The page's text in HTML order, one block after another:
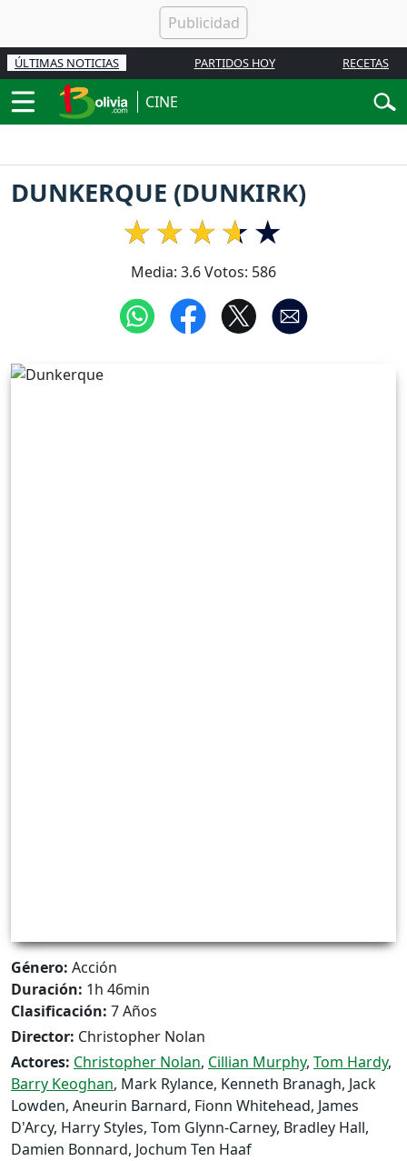
ÚLTIMAS NOTICIAS PARTIDOS HOY RECETAS
CINE
DUNKERQUE (DUNKIRK)
Media: 3.6Votos: 586
Género: Acción
Duración: 1h 46min
Clasificación: 7 Años
Director: Christopher Nolan
Actores: Christopher Nolan, Cillian Murphy, Tom Hardy,
Barry Keoghan, Mark Rylance, Kenneth Branagh, Jack
Lowden, Aneurin Barnard, Fionn Whitehead, James
D'Arcy, Harry Styles, Tom Glynn-Carney, Bradley Hall,
Damien Bonnard, Jochum Ten Haaf